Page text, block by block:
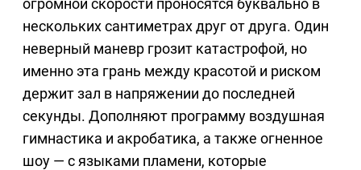
огромной скорости проносятся буквально в
нескольких сантиметрах друг от друга. Один
неверный маневр грозит катастрофой, но
именно эта грань между красотой и риском
держит зал в напряжении до последней
секунды. Дополняют программу воздушная
гимнастика и акробатика, а также огненное
шоу — с языками пламени, которые